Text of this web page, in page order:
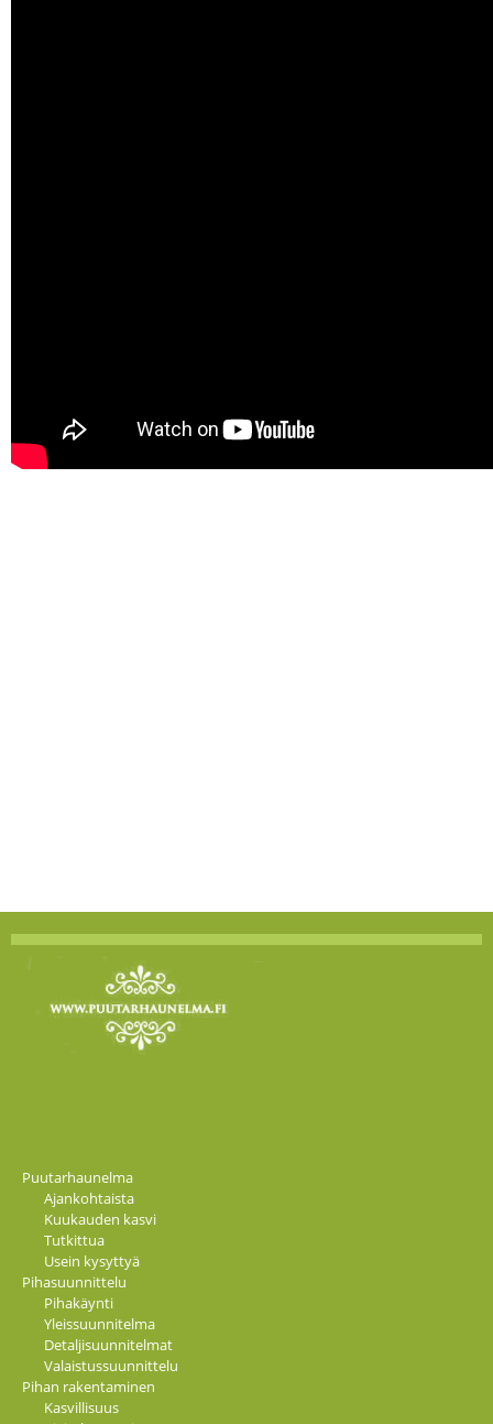
Puutarhaunelma
Ajankohtaista
Kuukauden kasvi
Tutkittua
Usein kysyttyä
Pihasuunnittelu
Pihakäynti
Yleissuunnitelma
Detaljisuunnitelmat
Valaistussuunnittelu
Pihan rakentaminen
Kasvillisuus